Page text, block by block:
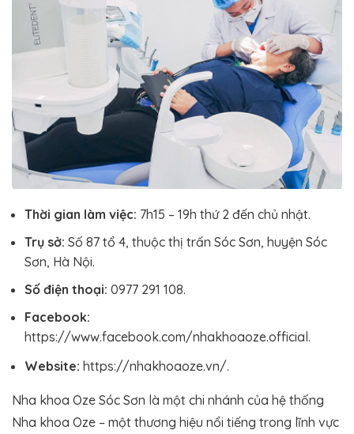
Thời gian làm việc: 7h15 – 19h thứ 2 đến chủ nhật.
Trụ sở: Số 87 tổ 4, thuộc thị trấn Sóc Sơn, huyện Sóc
Sơn, Hà Nội.
Số điện thoại: 0977 291 108.
Facebook:
https://www.facebook.com/nhakhoaoze.official.
Website: https://nhakhoaoze.vn/.
Nha khoa Oze Sóc Sơn là một chi nhánh của hệ thống
Nha khoa Oze – một thương hiệu nổi tiếng trong lĩnh vực